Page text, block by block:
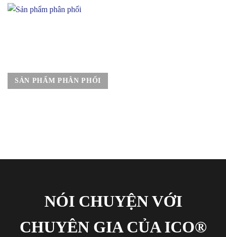
SẢN PHẨM PHÂN PHỐI
NÓI CHUYỆN VỚI
CHUYÊN GIA CỦA ICO®